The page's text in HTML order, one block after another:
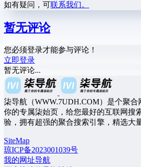
如有疑问，可联系我们。
暂无评论
您必须登录才能参与评论！
立即登录
暂无评论...
柒导航（WWW.7UDH.COM）是个聚
你的专属柒始页，给您最好的互联网搜
验，拥有超强的聚合搜索引擎，精选大
SiteMap
琼ICP备2023001039号
我的网址导航